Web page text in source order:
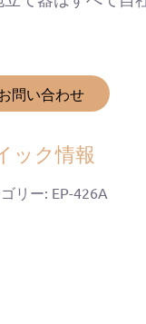
お問い合わせ
ック情報
リー: EP-426A